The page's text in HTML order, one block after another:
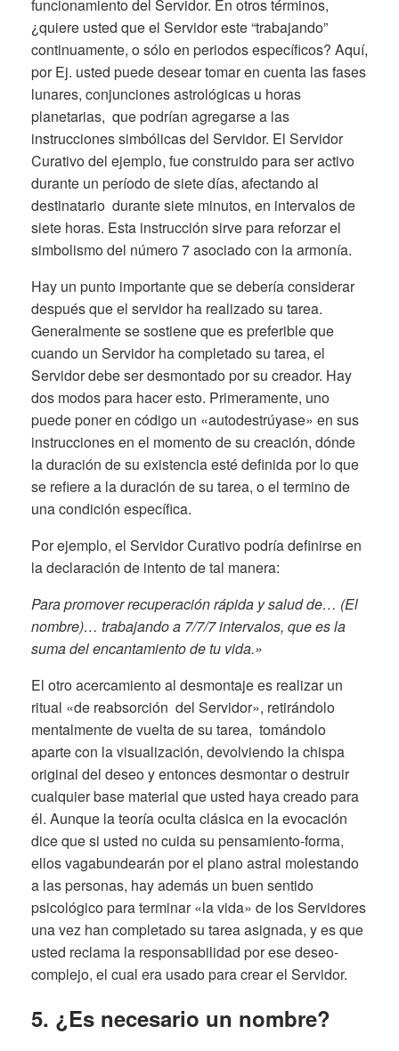
funcionamiento del Servidor. En otros términos,
¿quiere usted que el Servidor este “trabajando”
continuamente, o sólo en periodos específicos? Aquí,
por Ej. usted puede desear tomar en cuenta las fases
lunares, conjunciones astrológicas u horas
planetarias, que podrían agregarse a las
instrucciones simbólicas del Servidor. El Servidor
Curativo del ejemplo, fue construido para ser activo
durante un período de siete días, afectando al
destinatario durante siete minutos, en intervalos de
siete horas. Esta instrucción sirve para reforzar el
simbolismo del número 7 asociado con la armonía.
Hay un punto importante que se debería considerar
después que el servidor ha realizado su tarea.
Generalmente se sostiene que es preferible que
cuando un Servidor ha completado su tarea, el
Servidor debe ser desmontado por su creador. Hay
dos modos para hacer esto. Primeramente, uno
puede poner en código un «autodestrúyase» en sus
instrucciones en el momento de su creación, dónde
la duración de su existencia esté definida por lo que
se refiere a la duración de su tarea, o el termino de
una condición específica.
Por ejemplo, el Servidor Curativo podría definirse en
la declaración de intento de tal manera:
Para promover recuperación rápida y salud de… (El
nombre)… trabajando a 7/7/7 intervalos, que es la
suma del encantamiento de tu vida.»
El otro acercamiento al desmontaje es realizar un
ritual «de reabsorción del Servidor», retirándolo
mentalmente de vuelta de su tarea, tomándolo
aparte con la visualización, devolviendo la chispa
original del deseo y entonces desmontar o destruir
cualquier base material que usted haya creado para
él. Aunque la teoría oculta clásica en la evocación
dice que si usted no cuida su pensamiento-forma,
ellos vagabundearán por el plano astral molestando
a las personas, hay además un buen sentido
psicológico para terminar «la vida» de los Servidores
una vez han completado su tarea asignada, y es que
usted reclama la responsabilidad por ese deseo-
complejo, el cual era usado para crear el Servidor.
5. ¿Es necesario un nombre?